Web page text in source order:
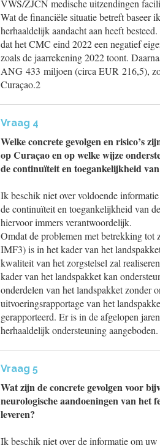
VWS/ZJCN medische uitzendingen
Wat de financiële situatie betreft baseer
herhaaldelijk aandacht aan heeft
dat het CMC eind 2022 een negatief
zoals de jaarrekening 2022 toont.
ANG 433 miljoen (circa EUR 216,5),
Curaçao.2
Vraag 4
Welke concrete gevolgen en risico’s
op Curaçao en op welke wijze
de continuïteit en toegankelijkheid
Ik beschik niet over voldoende
de continuïteit en toegankelijkheid van
hiervoor immers verantwoordelijk.
Omdat de problemen met betrekking tot
IMF3) is in het kader van het
kwaliteit van het zorgstelsel zal
kader van het landspakket kan
onderdelen van het landspakket zonder
uitvoeringsrapportage van het
gerapporteerd. Er is in de afgelopen
herhaaldelijk ondersteuning
Vraag 5
Wat zijn de concrete gevolgen voor
neurologische aandoeningen van het
leveren?
Ik beschik niet over de informatie om